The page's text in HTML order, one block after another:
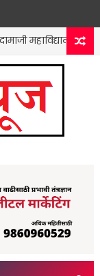
महाविद्यालयात